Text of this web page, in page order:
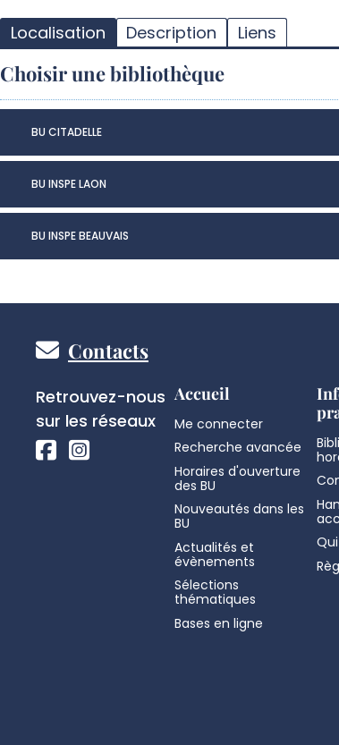
Localisation Description Liens
Choisir une bibliothèque
BU CITADELLE
BU INSPE LAON
BU INSPE BEAUVAIS
Pied
de
page
Contacts
Réseaux
sociaux
Retrouvez-nous
sur les réseaux
Accueil
Me connecter
Recherche avancée
Horaires d'ouverture
des BU
Nouveautés dans les
BU
Actualités et
évènements
Sélections
thématiques
Bases en ligne